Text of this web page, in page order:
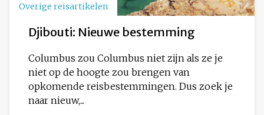
Overige reisartikelen
Djibouti: Nieuwe bestemming
Columbus zou Columbus niet zijn als ze je
niet op de hoogte zou brengen van
opkomende reisbestemmingen. Dus zoek je
naar nieuw,...